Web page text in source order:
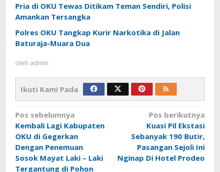
Pria di OKU Tewas Ditikam Teman Sendiri, Polisi
Amankan Tersangka
Polres OKU Tangkap Kurir Narkotika di Jalan
Baturaja-Muara Dua
oleh admin
Ikuti Kami Pada
Navigasi
pos
Pos sebelumnya
Kembali Lagi Kabupaten
OKU di Gegerkan
Dengan Penemuan
Sosok Mayat Laki – Laki
Tergantung di Pohon
Pos berikutnya
Kuasi Pil Ekstasi
Sebanyak 190 Butir,
Pasangan Sejoli Ini
Nginap Di Hotel Prodeo